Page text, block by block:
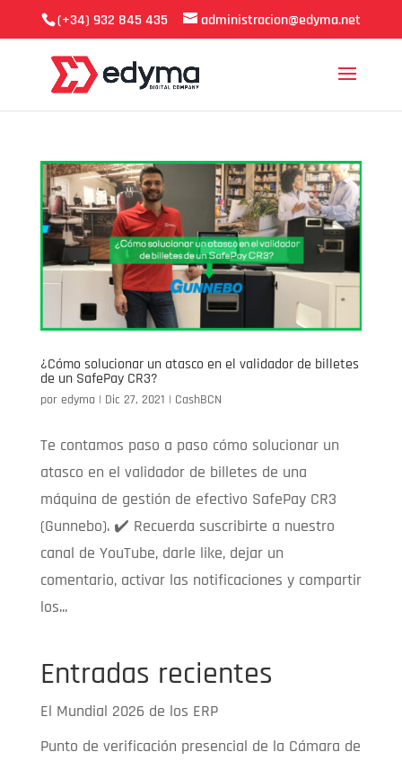
(+34) 932 845 435 administracion@edyma.net
¿Cómo solucionar un atasco en el validador de billetes
de un SafePay CR3?
por edyma | Dic 27, 2021 | CashBCN
Te contamos paso a paso cómo solucionar un
atasco en el validador de billetes de una
máquina de gestión de efectivo SafePay CR3
(Gunnebo). ✔️ Recuerda suscribirte a nuestro
canal de YouTube, darle like, dejar un
comentario, activar las notificaciones y compartir
los...
Entradas recientes
El Mundial 2026 de los ERP
Punto de verificación presencial de la Cámara de